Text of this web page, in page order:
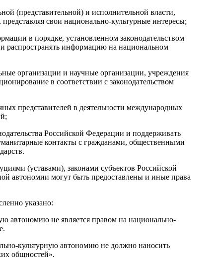
(представительной) и исполнительной власти,
свои национально-культурные интересы;
в порядке, установленном законодательством
распространять информацию на национальном
организации и научные организации, учреждения
в соответствии с законодательством
представителей в деятельности международных
Российской Федерации и поддерживать
контакты с гражданами, общественными
(уставами), законами субъектов Российской
автономии могут быть предоставлены и иные права
указано:
автономию не является правом на национально-
культурную автономию не должно наносить
общностей».